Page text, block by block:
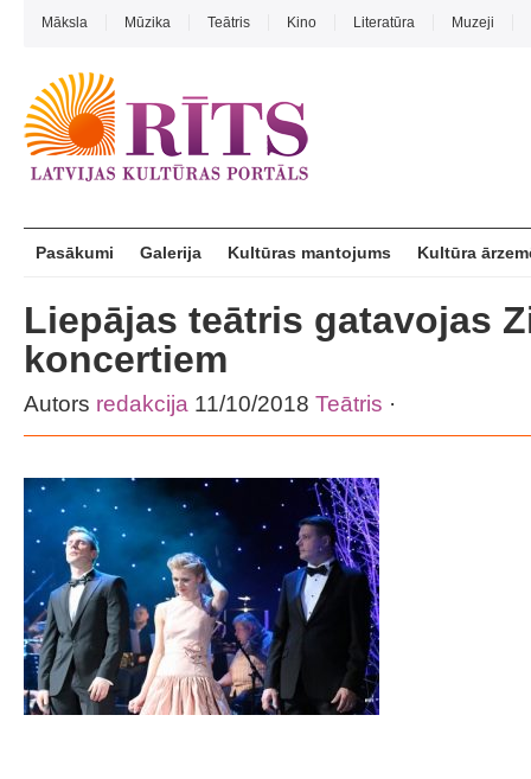
Māksla Mūzika Teātris Kino Literatūra Muzeji
Pasākumi Galerija Kultūras mantojums Kultūra
Liepājas teātris gatavojas
koncertiem
Autors redakcija 11/10/2018 Teātris ·